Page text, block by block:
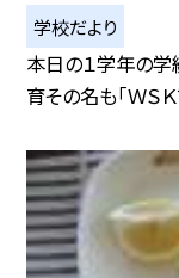
学校だより
本日の１学年の
育その名も「ＷＳ